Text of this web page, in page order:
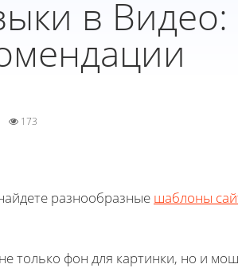
в
173
разнообразные шаблоны
только фон для картинки, но и